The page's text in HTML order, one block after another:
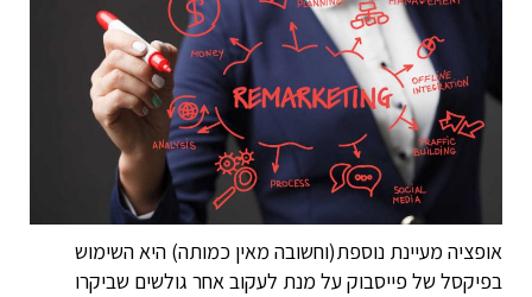
אופציה מעיינת נוספת(וחשובה מאין כמותה) היא השימוש
בפיקסל של פייסבוק על מנת לעקוב אחר גולשים שביקרו